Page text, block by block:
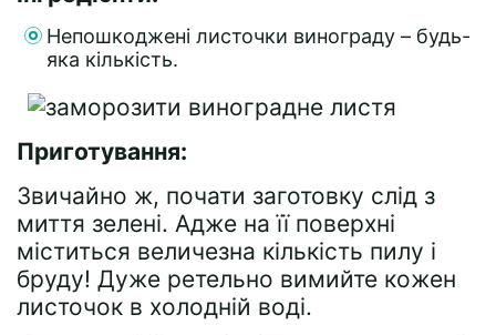
Непошкоджені листочки винограду – будь-
яка кількість.
Приготування:
Звичайно ж, почати заготовку слід з
миття зелені. Адже на її поверхні
міститься величезна кількість пилу і
бруду! Дуже ретельно вимийте кожен
листочок в холодній воді.